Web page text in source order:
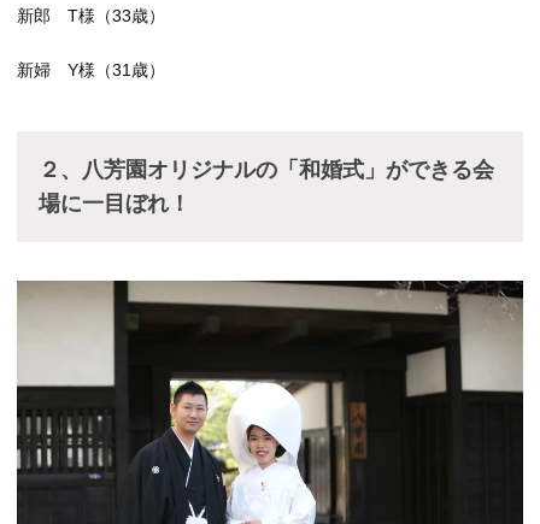
新郎 T様（33歳）
新婦 Y様（31歳）
２、八芳園オリジナルの「和婚式」ができる会
場に一目ぼれ！